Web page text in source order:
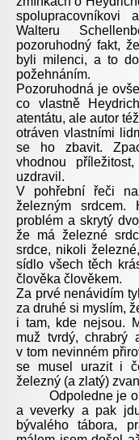
spolupracovníkovi
Walteru
pozoruhodný fakt,
byli milenci, a to
požehnáním.
Pozoruhodná je
co vlastně
atentátu, ale autor
otráven vlastními
se ho zbavit.
vhodnou
uzdravil.
V pohřební řeči
železným srdcem.
problém a skrytý
že má železné
srdce, nikoli
sídlo všech těch
člověka člověkem.
Za prvé nenávidím
za druhé si myslím,
i tam, kde nejsou.
muž tvrdý, chrabrý
v tom nevinném
se musel urazit i
železný (a zlatý)
Odpoledne je
a veverky a pak
bývalého tábora,